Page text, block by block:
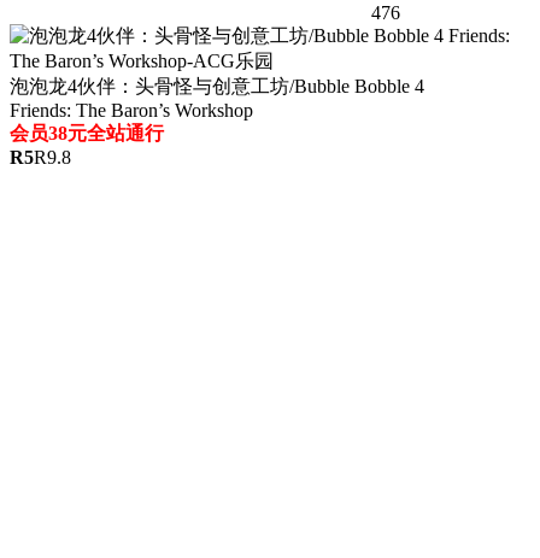
476
泡泡龙4伙伴：头骨怪与创意工坊/Bubble Bobble 4
Friends: The Baron’s Workshop
会员38元全站通行
R5R9.8